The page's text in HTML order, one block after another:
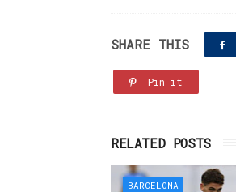
SHARE THIS
Pin it
RELATED POSTS
BARCELONA